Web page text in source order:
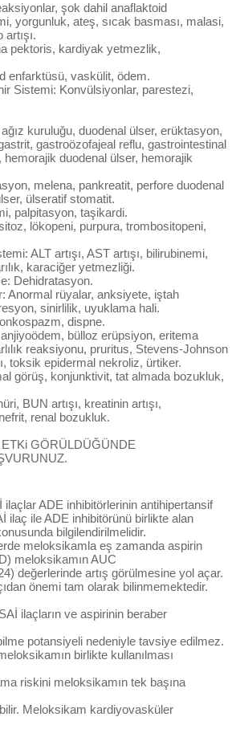
şok dahil anaflaktoid
yorgunluk, ateş, sıcak basması, malasi,
pektoris, kardiyak yetmezlik,
enfarktüsü, vaskülit, ödem.
Sistemi: Konvülsiyonlar, parestezi,
kuruluğu, duodenal ülser, erüktasyon,
gastroözofajeal reflu, gastrointestinal
duodenal ülser, hemorajik
melena, pankreatit, perfore duodenal
ülseratif stomatit.
palpitasyon, taşikardi.
lökopeni, purpura, trombositopeni,
ALT artışı, AST artışı, bilirubinemi,
karaciğer yetmezliği.
Dehidratasyon.
Anormal rüyalar, anksiyete, iştah
sinirlilik, uyuklama hali.
dispne.
bülloz erüpsiyon, eritema
reaksiyonu, pruritus, Stevens-Johnson
toksik epidermal nekroliz, ürtiker.
görüş, konjunktivit, tat almada bozukluk,
BUN artışı, kreatinin artışı,
renal bozukluk.
GÖRÜLDÜĞÜNDE
ADE inhibitörlerinin antihipertansif
ilaç ile ADE inhibitörünü birlikte alan
bilgilendirilmelidir.
meloksikamla eş zamanda aspirin
meloksikamın AUC
değerlerinde artış görülmesine yol açar.
önemi tam olarak bilinmemektedir.
ilaçların ve aspirinin beraber
potansiyeli nedeniyle tavsiye edilmez.
birlikte kullanılması
riskini meloksikamın tek başına
Meloksikam kardiyovasküler